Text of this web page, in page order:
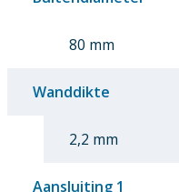
80 mm
Wanddikte
2,2 mm
Aansluiting 1